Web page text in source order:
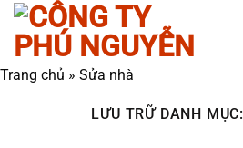
Chuyển
đến
nội
dung
Trang chủ » Sửa nhà
LƯU TRỮ DANH MỤC: